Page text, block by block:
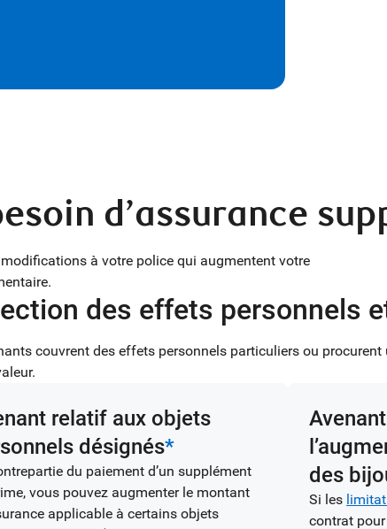
d’assurance
à votre police qui augmentent votre
des effets personnels
couvrent des effets personnels particuliers ou
relatif aux objets
désignés*
du paiement d’un supplément
vous pouvez augmenter le montant
applicable à certains objets
des
Si les
contrat